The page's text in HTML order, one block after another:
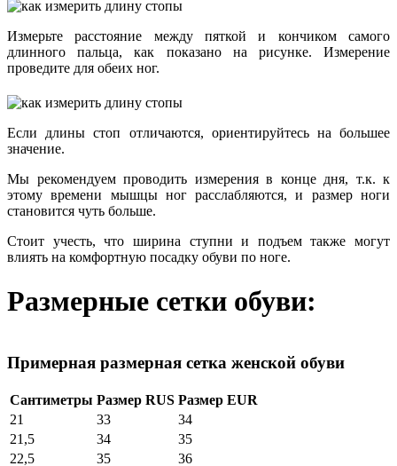
Измерьте расстояние между пяткой и кончиком самого
длинного пальца, как показано на рисунке. Измерение
проведите для обеих ног.
Если длины стоп отличаются, ориентируйтесь на большее
значение.
Мы рекомендуем проводить измерения в конце дня, т.к. к
этому времени мышцы ног расслабляются, и размер ноги
становится чуть больше.
Стоит учесть, что ширина ступни и подъем также могут
влиять на комфортную посадку обуви по ноге.
Размерные сетки обуви:
Примерная размерная сетка женской обуви
Сантиметры Размер RUS Размер EUR
21
33
34
21,5
34
35
22,5
35
36